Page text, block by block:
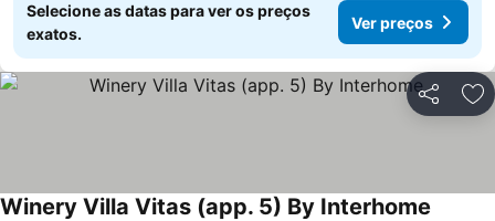
Selecione as datas para ver os preços
exatos.
Ver preços
Partilhar
Winery Villa Vitas (app. 5) By Interhome